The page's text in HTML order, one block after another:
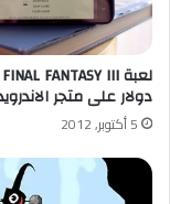
دولار على متجر
5 أكتوبر, 2012